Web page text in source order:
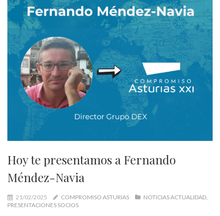
Hoy te presentamos a Fernando
Méndez-Navia
21/02/2025 COMPROMISO ASTURIAS
NOTICIAS ACTUALIDAD
PRESENTACIONES SOCIOS